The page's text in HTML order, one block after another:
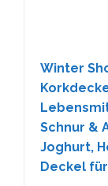
Winter
Schnur &
Joghurt,
Deckel